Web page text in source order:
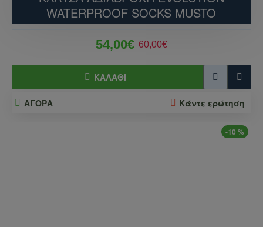
WATERPROOF SOCKS MUSTO
54,00€ 60,00€
ΚΑΛΆΘΙ
ΑΓΟΡΑ Κάντε ερώτηση
-10 %